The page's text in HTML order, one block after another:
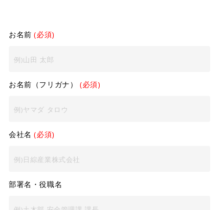
お名前(必須)
お名前（フリガナ） (必須)
会社名(必須)
部署名・役職名